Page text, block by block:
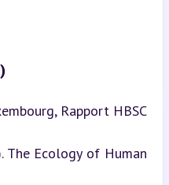
Rapport HBSC
The Ecology of Human